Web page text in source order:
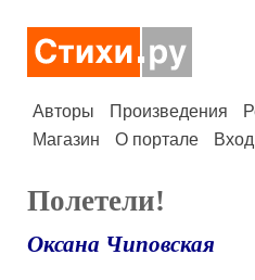
Авторы Произведения
Магазин
О портале
Полетели!
Оксана Чиповская